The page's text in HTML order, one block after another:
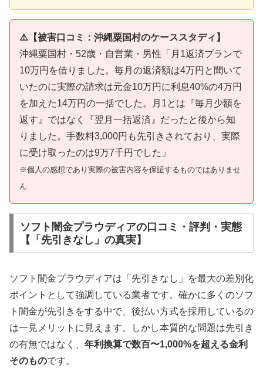
⚠️【被害口コミ：沖縄粟国村のケーススタディ】
沖縄粟国村・52歳・自営業・男性「月1返済プランで
10万円を借りました。毎月の返済額は4万円と聞いて
いたのに実際の請求は元金10万円に利息40%の4万円
を加えた14万円の一括でした。月1とは『毎月少額を
返す』ではなく『翌月一括返済』だったと後から知
りました。手数料3,000円も先引きされており、実際
に受け取ったのは9万7千円でした」
※個人の感想であり実際の被害内容を保証するものではありませ
ん
ソフト闇金プラウディアの口コミ・評判・実態
【「先引きなし」の真実】
ソフト闇金プラウディアは「先引きなし」を最大の差別化
ポイントとして強調している業者です。確かに多くのソフ
ト闇金が先引きをする中で、後払い方式を採用しているの
は一見メリットに見えます。しかし本質的な問題は先引き
の有無ではなく、 年利換算で数百〜1,000%を超える金利
そのものです。